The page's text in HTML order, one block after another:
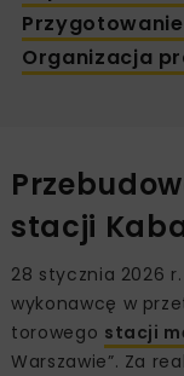
Organizacja
stacji
28 stycznia 2026 r.
wykonawcę w
torowego stacji
Warszawie”. Za